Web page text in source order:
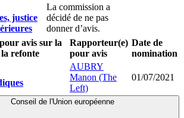
justice
La commission a
décidé de ne pas
donner d’avis.
avis sur la
refonte
Rapporteur(e)
pour avis
Date de
nomination
AUBRY
Manon (The
Left)
01/07/2021
Conseil de l'Union européenne